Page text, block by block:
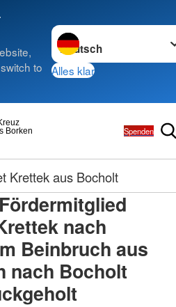
to
Sprache wechseln zu
Alles klar
Borken Spenden
Krettek aus Bocholt
nach
Beinbruch aus
nach Bocholt